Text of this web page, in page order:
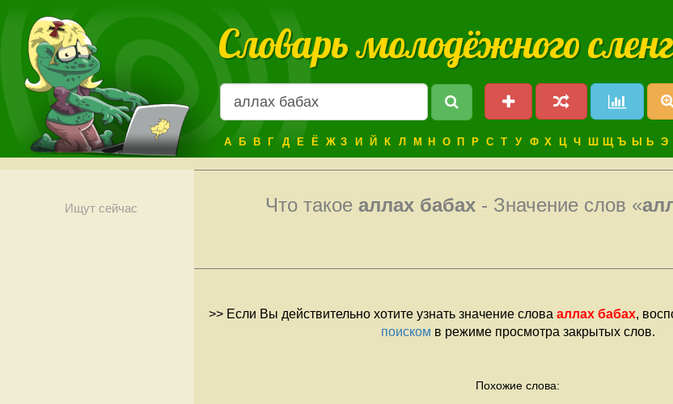
Словарь молодёжного
А Б В Г Д Е Ё Ж З И Й К Л М Н О П Р С Т У Ф Х Ц Ч Ш Щ Ъ Ы Ь Э
Ищут сейчас Что такое аллах бабах - Значение слов «
>> Если Вы действительно хотите узнать значение слова аллах бабах,
поиском в режиме просмотра закрытых слов.
Похожие слова: